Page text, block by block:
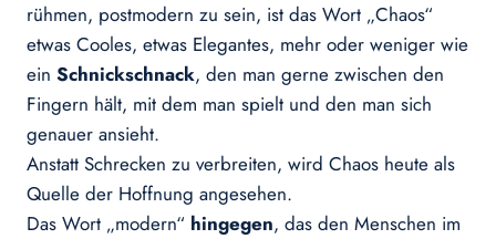
rühmen, postmodern zu sein, ist das Wort „Chaos“
etwas Cooles, etwas Elegantes, mehr oder weniger wie
ein Schnickschnack, den man gerne zwischen den
Fingern hält, mit dem man spielt und den man sich
genauer ansieht.
Anstatt Schrecken zu verbreiten, wird Chaos heute als
Quelle der Hoffnung angesehen.
Das Wort „modern“ hingegen, das den Menschen im